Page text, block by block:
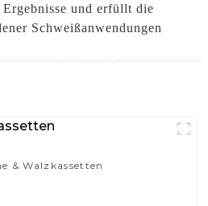
und erfüllt die
Schweißanwendungen
​​& Walzkassetten